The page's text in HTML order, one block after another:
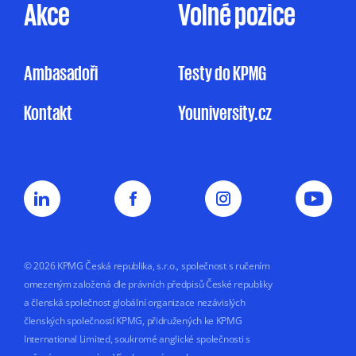
pro účely marketingu na základě jejího
a mohu jej kdykoliv odvolat. Můj nesouhlas
Souhlas uděluji na dobu
5 let nebo do doby,
Akce
Volné pozice
Ambasadoři
Kontakt
Testy do KPMG
Youniversity.cz
© 2026 KPMG Česká republika, s.r.o., společnost s ručením
omezeným založená dle právních předpisů České republiky
a členská společnost globální organizace nezávislých
členských společností KPMG, přidružených ke KPMG
International Limited, soukromé anglické společnosti s